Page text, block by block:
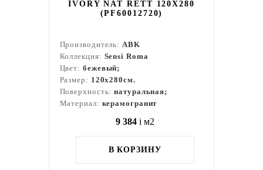
IVORY NAT RETT 120X280
(PF60012720)
Производитель:ABK
Коллекция: Sensi Roma
Цвет: бежевый;
Размер: 120x280см.
Поверхность:натуральная;
Материал: керамогранит
9 384 i м2
В КОРЗИНУ